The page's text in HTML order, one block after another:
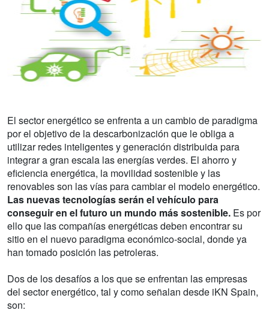
El sector energético se enfrenta a un cambio de paradigma
por el objetivo de la descarbonización que le obliga a
utilizar redes inteligentes y generación distribuida para
integrar a gran escala las energías verdes. El ahorro y
eficiencia energética, la movilidad sostenible y las
renovables son las vías para cambiar el modelo energético.
Las nuevas tecnologías serán el vehículo para
conseguir en el futuro un mundo más sostenible. Es por
ello que las compañías energéticas deben encontrar su
sitio en el nuevo paradigma económico-social, donde ya
han tomado posición las petroleras.
Dos de los desafíos a los que se enfrentan las empresas
del sector energético, tal y como señalan desde iKN Spain,
son: